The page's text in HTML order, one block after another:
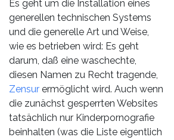
Es geht um die Installation eines
generellen technischen Systems
und die generelle Art und Weise,
wie es betrieben wird: Es geht
darum, daß eine waschechte,
diesen Namen zu Recht tragende,
Zensur ermöglicht wird. Auch wenn
die zunächst gesperrten Websites
tatsächlich nur Kinderpornografie
beinhalten (was die Liste eigentlich